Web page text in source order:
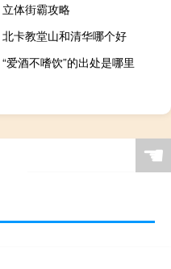
立体街霸攻略
北卡教堂山和清华哪个好
“爱酒不嗜饮”的出处是哪里
☚